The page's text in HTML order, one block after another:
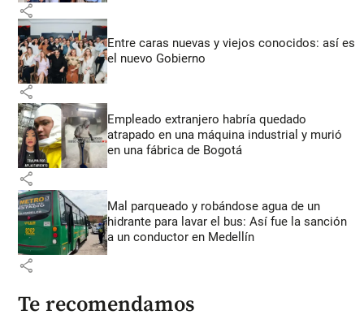
share
Entre caras nuevas y viejos conocidos: así es
el nuevo Gobierno
share
Empleado extranjero habría quedado
atrapado en una máquina industrial y murió
en una fábrica de Bogotá
share
Mal parqueado y robándose agua de un
hidrante para lavar el bus: Así fue la sanción
a un conductor en Medellín
share
Te recomendamos